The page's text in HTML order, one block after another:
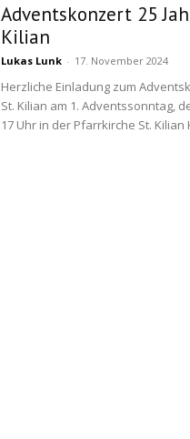
Adventskonzert 25
Kilian
Lukas Lunk - 17. November 2024
Herzliche Einladung zum
St. Kilian am 1. Adventssonntag,
17 Uhr in der Pfarrkirche St. Kilian